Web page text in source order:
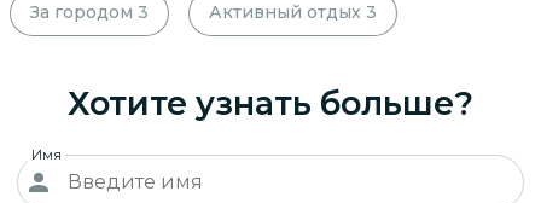
За городом 3 Активный отдых 3
Хотите узнать больше?
Имя